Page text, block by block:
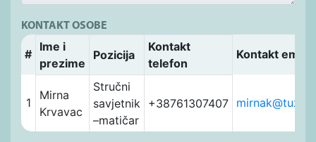
KONTAKT OSOBE
#
Ime i
prezime
Pozicija
Kontakt
telefon
Kontakt email
1
Mirna
Krvavac
Stručni
savjetnik
–matičar
+38761307407